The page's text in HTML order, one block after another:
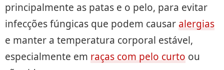
principalmente as patas e o pelo, para evitar
infecções fúngicas que podem causar alergias
e manter a temperatura corporal estável,
especialmente em raças com pelo curto ou